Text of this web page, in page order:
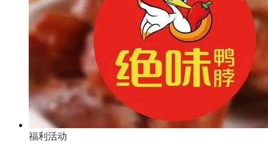
福利活动